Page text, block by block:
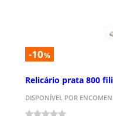
-10%
Relicário prata 800
DISPONÍVEL POR